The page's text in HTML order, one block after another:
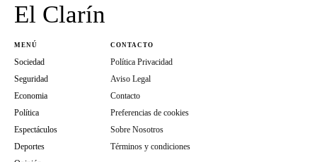
El Clarín
MENÚ
Sociedad
Seguridad
Economia
Política
Espectáculos
Deportes
CONTACTO
Política Privacidad
Aviso Legal
Contacto
Preferencias de cookies
Sobre Nosotros
Términos y condiciones